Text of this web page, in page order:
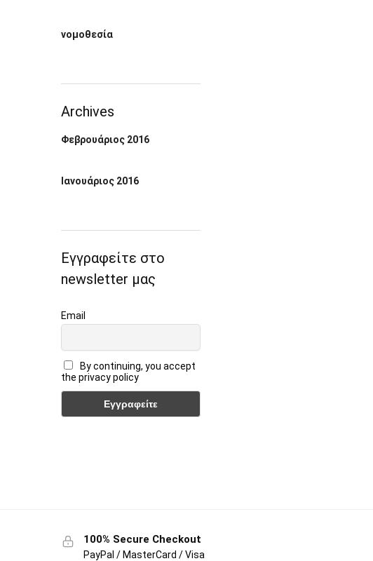
νομοθεσία
Archives
Φεβρουάριος 2016
Ιανουάριος 2016
Εγγραφείτε στο
newsletter μας
Email
By continuing, you accept
the privacy policy
100% Secure Checkout
PayPal / MasterCard / Visa